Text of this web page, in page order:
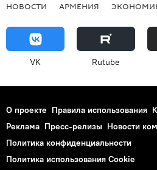
НОВОСТИ АРМЕНИЯ
VK Rutube
О проекте Правила использования
Реклама Пресс-релизы Новости
Политика конфиденциальности
Политика использования Cookie